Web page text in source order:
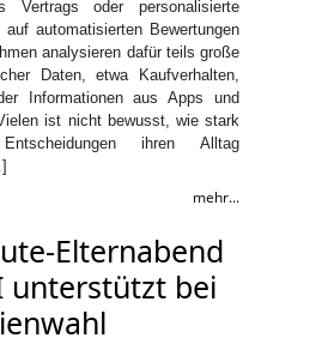
Vertrags oder personalisierte
auf automatisierten Bewertungen
analysieren dafür teils große
Daten, etwa Kaufverhalten,
Informationen aus Apps und
ist nicht bewusst, wie stark
ihren Alltag
mehr...
Elternabend
unterstützt bei